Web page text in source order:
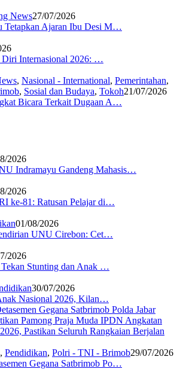
News27/07/2026
Tetapkan Ajaran Ibu Desi M…
Diri Internasional 2026: …
, Nasional - International, Pemerintahan,
, Sosial dan Budaya, Tokoh21/07/2026
Bicara Terkait Dugaan A…
2026
Indramayu Gandeng Mahasis…
2026
ke-81: Ratusan Pelajar di…
01/08/2026
UNU Cirebon: Cet…
2026
Tekan Stunting dan Anak …
30/07/2026
Nasional 2026, Kilan…
, Pendidikan, Polri - TNI - Brimob29/07/2026
Gegana Satbrimob Po…